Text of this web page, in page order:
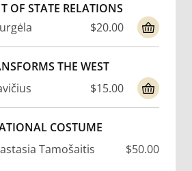
OF STATE RELATIONS
$20.00
THE WEST
$15.00
COSTUME
Tamošaitis
$50.00